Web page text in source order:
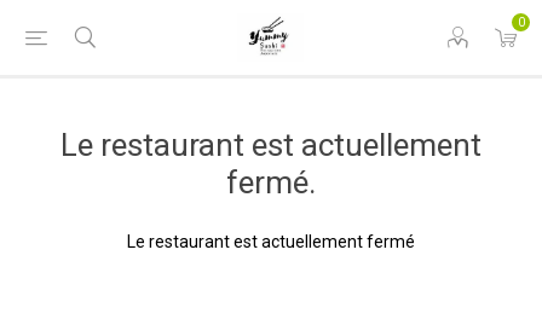
0
Le restaurant est actuellement
fermé.
Le restaurant est actuellement fermé